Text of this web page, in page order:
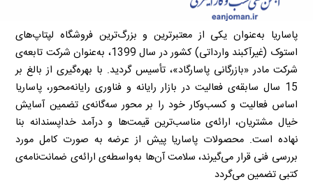
پاساریا به‌عنوان یکی از معتبرترین و بزرگ‌ترین فروشگاه لپتاپ‌های
استوک (غیرآکبند وارداتی) کشور در سال 1399، به‌عنوان شرکت تابعه‌ی
شرکت مادر «بازرگانی پاسارگاد»، تأسیس گردید. با بهره‌گیری از بالغ بر
15 سال سابقه‌ی فعالیت در بازار رایانه و فناوری رایانه‌محور، پاساریا
اساس فعالیت و کسب‌وکار خود را بر محور سه‌گانه‌ی تضمین آسایش
خیال مشتریان، ارائه‌ی مناسب‌ترین قیمت‌ها و درآمد خداپسندانه بنا
نهاده است. محصولات پاساریا پیش از عرضه به صورت کامل مورد
بررسی فنی قرار می‌گیرند، سلامت آن‌ها به‌واسطه‌ی ارائه‌ی ضمانت‌نامه‌ی
کتبی تضمین می‌گردد